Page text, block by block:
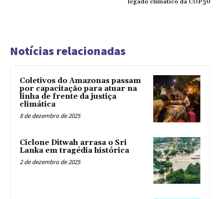
legado climático da COP30
Notícias relacionadas
Coletivos do Amazonas passam
por capacitação para atuar na
linha de frente da justiça
climática
8 de dezembro de 2025
Ciclone Ditwah arrasa o Sri
Lanka em tragédia histórica
2 de dezembro de 2025